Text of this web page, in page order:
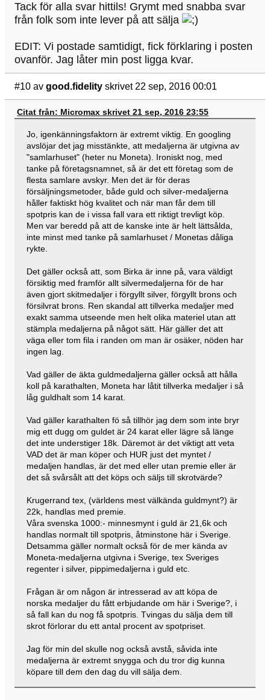
Tack för alla svar hittils! Grymt med snabba svar
från folk som inte lever på att sälja
EDIT: Vi postade samtidigt, fick förklaring i posten
ovanför. Jag låter min post ligga kvar.
#10 av good.fidelity skrivet 22 sep, 2016 00:01
Citat från: Micromax skrivet 21 sep, 2016 23:55
Jo, igenkänningsfaktorn är extremt viktig. En googling
avslöjar det jag misstänkte, att medaljerna är utgivna av
"samlarhuset" (heter nu Moneta). Ironiskt nog, med
tanke på företagsnamnet, så är det ett företag som de
flesta samlare avskyr. Men det är för deras
försäljningsmetoder, både guld och silver-medaljerna
håller faktiskt hög kvalitet och när man får dem till
spotpris kan de i vissa fall vara ett riktigt trevligt köp.
Men var beredd på att de kanske inte är helt lättsålda,
inte minst med tanke på samlarhuset / Monetas dåliga
rykte.
Det gäller också att, som Birka är inne på, vara väldigt
försiktig med framför allt silvermedaljerna för de har
även gjort skitmedaljer i förgyllt silver, förgyllt brons och
försilvrat brons. Ren skandal att tillverka medaljer med
exakt samma utseende men helt olika materiel utan att
stämpla medaljerna på något sätt. Här gäller det att
väga eller tom fila i randen om man är osäker, nöden har
ingen lag.
Vad gäller de äkta guldmedaljerna gäller också att hålla
koll på karathalten, Moneta har låtit tillverka medaljer i så
låg guldhalt som 14 karat.
Vad gäller karathalten fö så tillhör jag dem som inte bryr
mig ett dugg om guldet är 24 karat eller lägre så länge
det inte understiger 18k. Däremot är det viktigt att veta
VAD det är man köper och HUR just det myntet /
medaljen handlas, är det med eller utan premie eller är
det så svårsålt att det köps och säljs till skrotvärde?
Krugerrand tex, (världens mest välkända guldmynt?) är
22k, handlas med premie.
Våra svenska 1000:- minnesmynt i guld är 21,6k och
handlas normalt till spotpris, åtminstone här i Sverige.
Detsamma gäller normalt också för de mer kända av
Moneta-medaljerna utgivna i Sverige, tex Sveriges
regenter i silver, pippimedaljerna i guld etc.
Frågan är om någon är intresserad av att köpa de
norska medaljer du fått erbjudande om här i Sverige?, i
så fall kan du nog få spotpris. Tvingas du sälja dem till
skrot förlorar du ett antal procent av spotpriset.
Jag för min del skulle nog också avstå, såvida inte
medaljerna är extremt snygga och du tror dig kunna
köpare till dem den dag du vill sälja dem.